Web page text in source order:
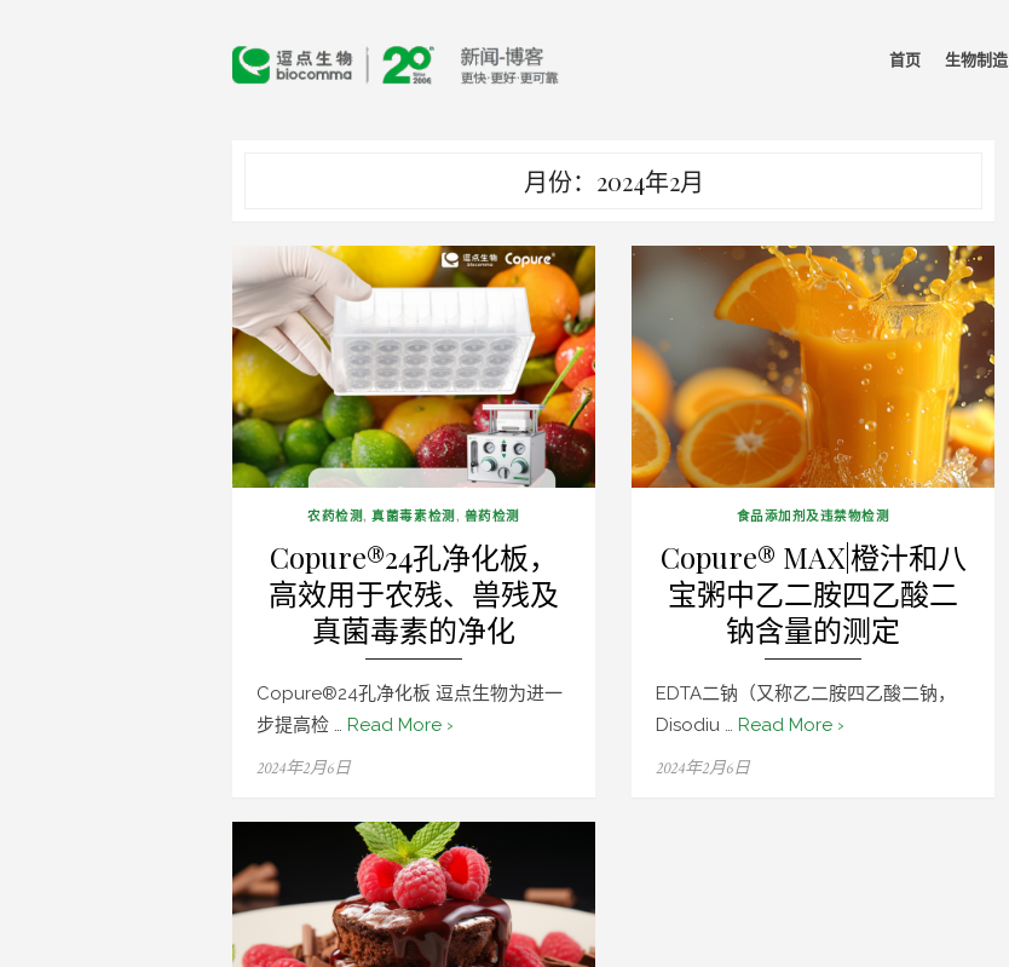
首页 生物制造
月份：2024年2月
农药检测 ,真菌毒素检测 , 兽药检测
Copure®24孔净化板，
高效用于农残、兽残及
真菌毒素的净化
Copure®24孔净化板 逗点生物为进一
步提高检 … Read More ›
Posted
2024年2月6日
食品添加剂及违禁物检测
Copure® MAX|橙汁和八
宝粥中乙二胺四乙酸二
钠含量的测定
EDTA二钠（又称乙二胺四乙酸二钠，
Disodiu … Read More ›
Posted
2024年2月6日